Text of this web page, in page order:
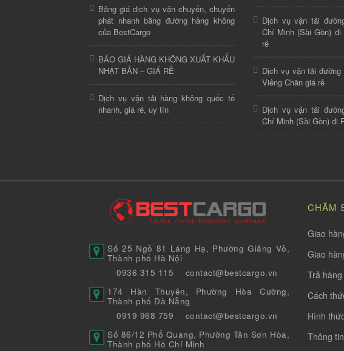
Bảng giá dịch vụ vận chuyển, chuyển
phát nhanh bằng đường hàng không
của BestCargo
BÁO GIÁ HÀNG KHÔNG XUẤT KHẨU
NHẬT BẢN – GIÁ RẺ
Dịch vụ vận tải hàng không quốc tế
nhanh, giá rẻ, uy tín
Dịch vụ vận tải
Chí Minh (Sài Gòn) đi
rẻ
Dịch vụ vận tải
Viêng Chăn giá rẻ
Dịch vụ vận tải
Chí Minh (Sài Gòn) đi
Số 25 Ngõ 81 Láng Hạ, Phường Giảng Võ,
Thành phố Hà Nội
0936 315 115
contact@bestcargo.vn
174 Hàn Thuyên, Phường Hòa Cường,
Thành phố Đà Nẵng
0919 968 759
contact@bestcargo.vn
Số 86/12 Phổ Quang, Phường Tân Sơn Hòa,
Thành phố Hồ Chí Minh
CHĂM
Giao
Giao
Trả
Cách
Hình
Thông